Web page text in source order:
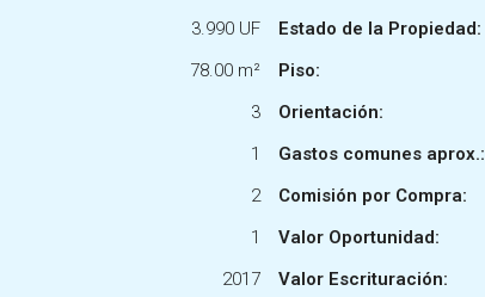
3.990 UF
78.00 m²
3
1
2
1
2017
Estado de la Propiedad:
Piso:
Orientación:
Gastos comunes aprox.:
Comisión por Compra:
Valor Oportunidad:
Valor Escrituración: